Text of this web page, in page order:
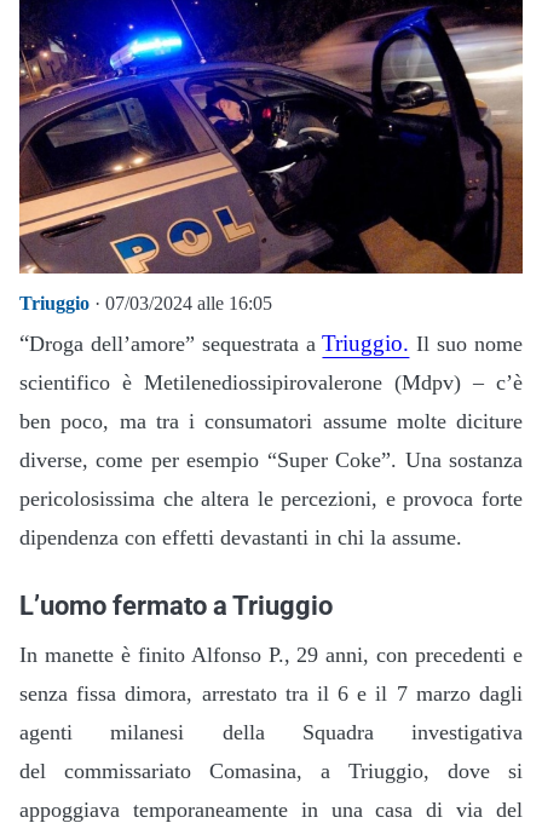
Triuggio · 07/03/2024 alle 16:05
“Droga dell’amore” sequestrata aTriuggio. Il suo nome
scientifico è Metilenediossipirovalerone (Mdpv) – c’è
ben poco, ma tra i consumatori assume molte diciture
diverse, come per esempio “Super Coke”. Una sostanza
pericolosissima che altera le percezioni, e provoca forte
dipendenza con effetti devastanti in chi la assume.
L’uomo fermato a Triuggio
In manette è finito Alfonso P., 29 anni, con precedenti e
senza fissa dimora, arrestato tra il 6 e il 7 marzo dagli
agenti milanesi della Squadra investigativa
del
commissariato Comasina, a Triuggio, dove si
appoggiava temporaneamente in una casa di via del